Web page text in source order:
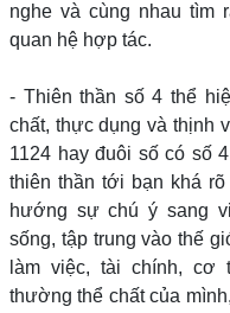
nghe và cùng nhau tìm
quan hệ hợp tác.
- Thiên thần số 4 thể
chất, thực dụng và thịnh
1124 hay đuôi số có số
thiên thần tới bạn khá
hướng sự chú ý sang
sống, tập trung vào thế
làm việc, tài chính, cơ
thường thể chất của